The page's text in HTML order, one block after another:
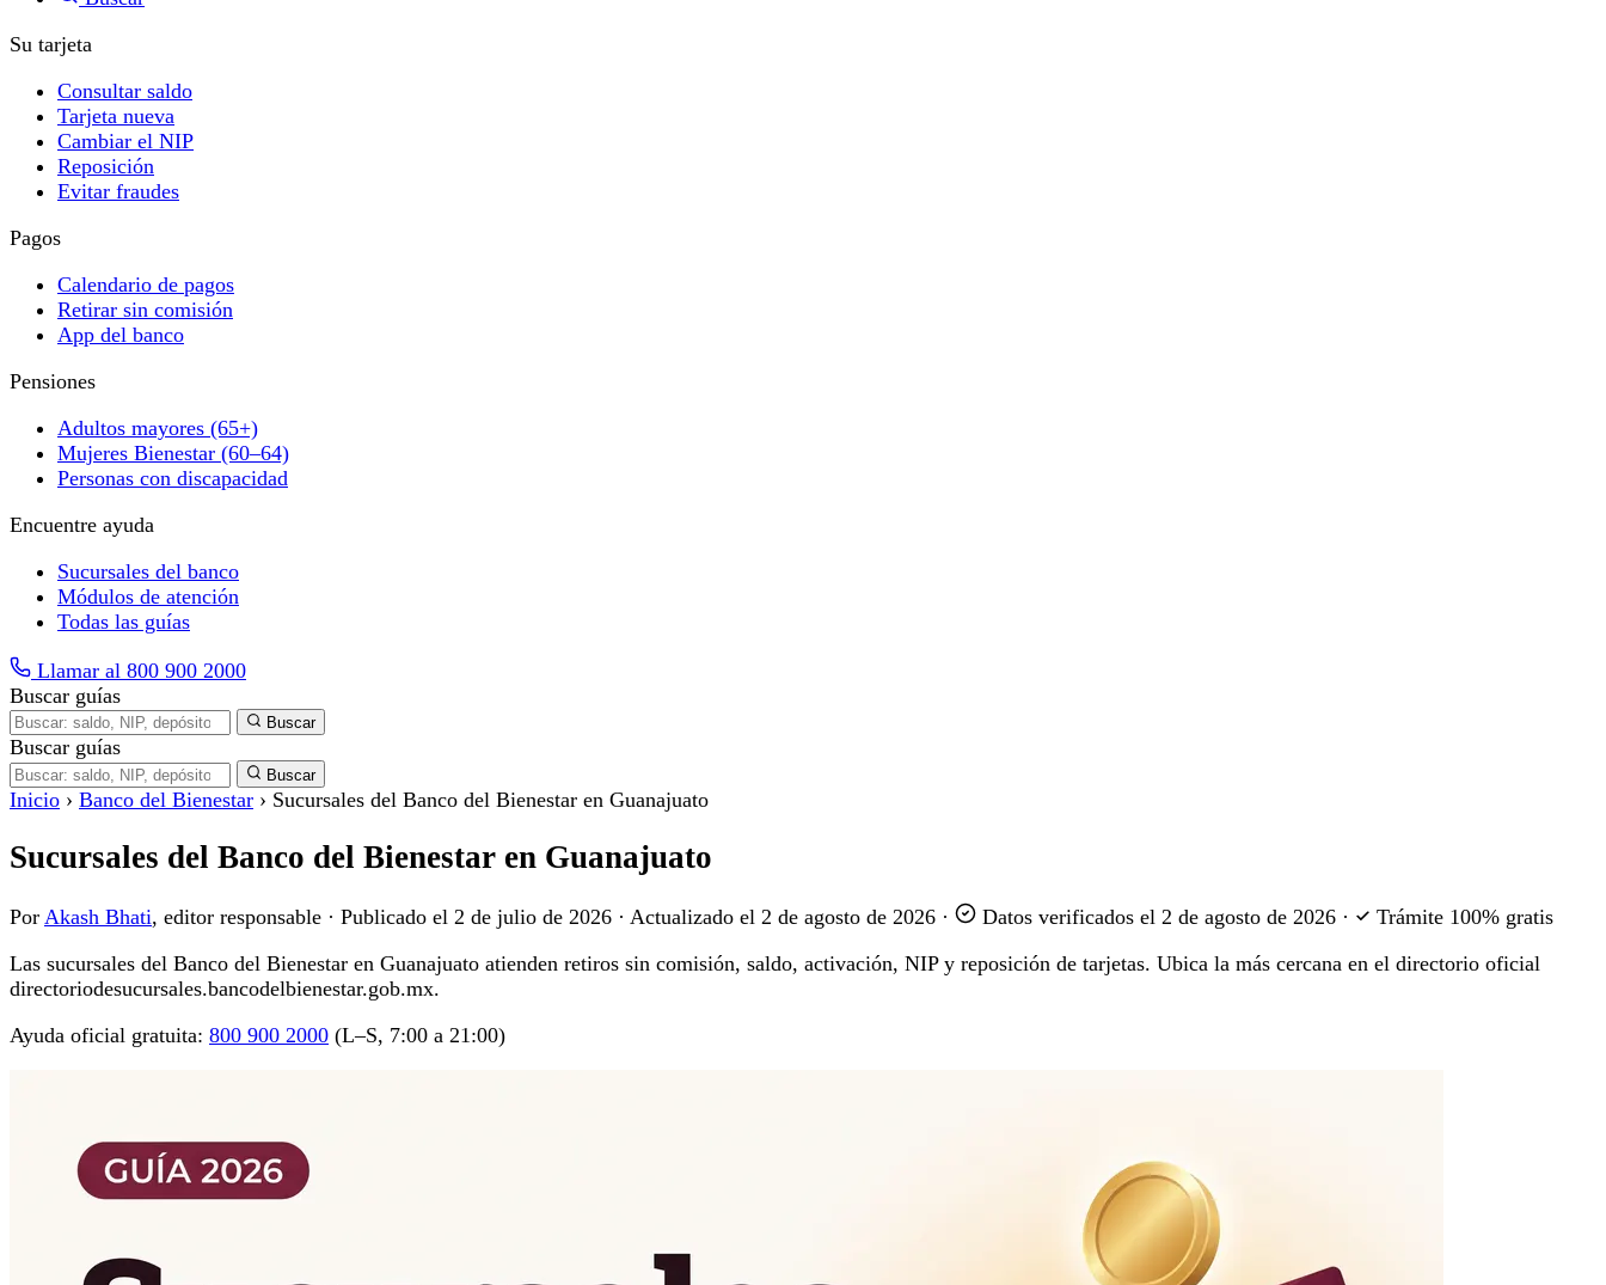
Su tarjeta
Consultar saldo
Tarjeta nueva
Cambiar el NIP
Reposición
Evitar fraudes
Pagos
Calendario de pagos
Retirar sin comisión
App del banco
Pensiones
Adultos mayores (65+)
Mujeres Bienestar (60–64)
Personas con discapacidad
Encuentre ayuda
Sucursales del banco
Módulos de atención
Todas las guías
Llamar al 800 900 2000
Buscar guías
Buscar
Buscar guías
Buscar
Inicio › Banco del Bienestar › Sucursales del Banco del Bienestar en Guanajuato
Sucursales del Banco del Bienestar en Guanajuato
Por Akash Bhati, editor responsable · Publicado el 2 de julio de 2026 · Actualizado el 2 de agosto de 2026 · Datos verificados el 2 de agosto de 2026 ·
Trámite 100% gratis
Las sucursales del Banco del Bienestar en Guanajuato atienden retiros sin comisión, saldo, activación, NIP y reposición de tarjetas. Ubica la más cercana en el directorio oficial
directoriodesucursales.bancodelbienestar.gob.mx.
Ayuda oficial gratuita: 800 900 2000 (L–S, 7:00 a 21:00)